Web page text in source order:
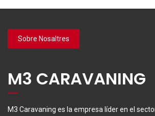
Sobre Nosaltres
M3 CARAVANING
M3 Caravaning es la empresa líder en el